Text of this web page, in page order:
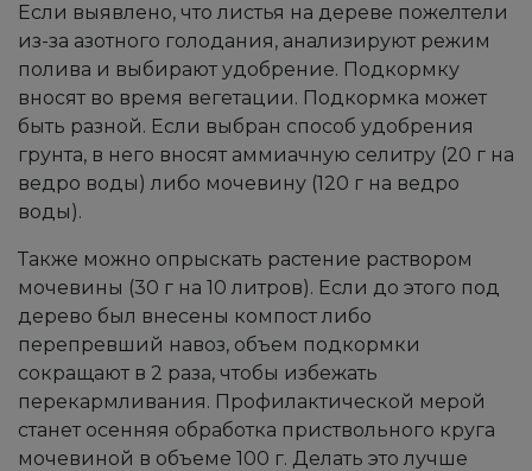
Если выявлено, что листья на дереве пожелтели
из-за азотного голодания, анализируют режим
полива и выбирают удобрение. Подкормку
вносят во время вегетации. Подкормка может
быть разной. Если выбран способ удобрения
грунта, в него вносят аммиачную селитру (20 г на
ведро воды) либо мочевину (120 г на ведро
воды).
Также можно опрыскать растение раствором
мочевины (30 г на 10 литров). Если до этого под
дерево был внесены компост либо
перепревший навоз, объем подкормки
сокращают в 2 раза, чтобы избежать
перекармливания. Профилактической мерой
станет осенняя обработка приствольного круга
мочевиной в объеме 100 г. Делать это лучше